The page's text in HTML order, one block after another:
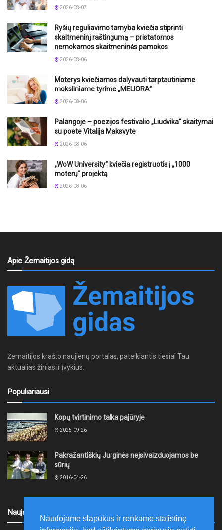
2026-08-07
Ryšių reguliavimo tarnyba kviečia stiprinti
skaitmeninį raštingumą – pristatomos
nemokamos skaitmeninės pamokos
2026-08-06
Moterys kviečiamos dalyvauti tarptautiniame
moksliniame tyrime „MELIORA“
2026-08-06
Palangoje – poezijos festivalio „Liudvika“ skaitymai
su poete Vitalija Maksvyte
2026-08-06
„WoW University“ kviečia registruotis į „1000
moterų“ projektą
2026-08-06
Apie Žemaitijos gidą
Žemaitijos krašto naujienų portalas, pateikiantis tiesiai Tau
aktualias žinias ir įvykius.
Populiariausi
Kopų tvirtinimo talka pajūryje
2025-09-26
Pakražantiškių Jurginės neįsivaizduojamos be
sūrių
2016-04-26
Naujausi
Naudojame slapukus ir renkame statistinę